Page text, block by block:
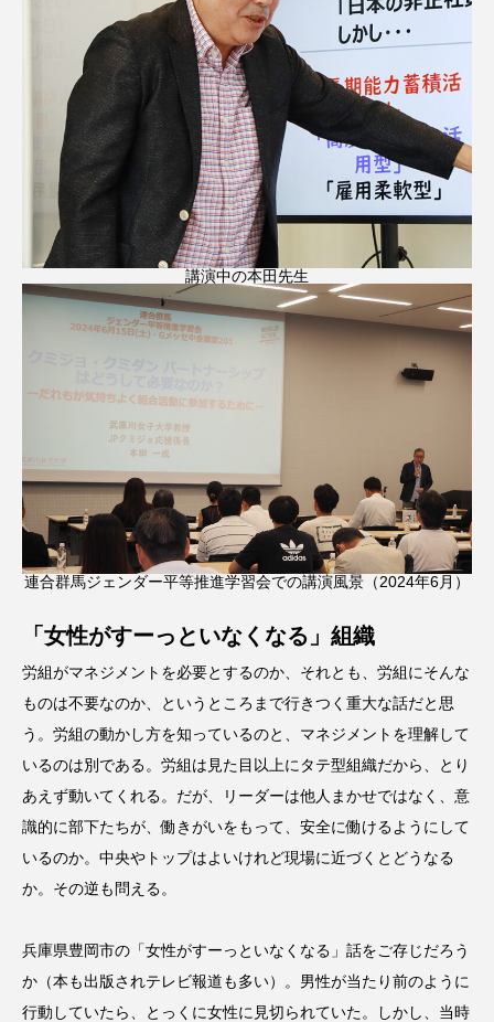
講演中の本田先生
連合群馬ジェンダー平等推進学習会での講演風景（2024年6月）
「女性がすーっといなくなる」組織
労組がマネジメントを必要とするのか、それとも、労組にそんな
ものは不要なのか、というところまで行きつく重大な話だと思
う。労組の動かし方を知っているのと、マネジメントを理解して
いるのは別である。労組は見た目以上にタテ型組織だから、とり
あえず動いてくれる。だが、リーダーは他人まかせではなく、意
識的に部下たちが、働きがいをもって、安全に働けるようにして
いるのか。中央やトップはよいけれど現場に近づくとどうなる
か。その逆も問える。
兵庫県豊岡市の「女性がすーっといなくなる」話をご存じだろう
か（本も出版されテレビ報道も多い）。男性が当たり前のように
行動していたら、とっくに女性に見切られていた。しかし、当時